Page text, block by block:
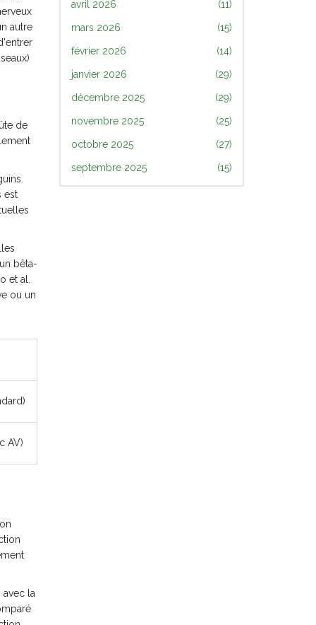
autre
de
est
bêta-
et al.
ou un
AV)
la
avril 2026 (11)
mars 2026 (15)
février 2026 (14)
janvier 2026 (29)
décembre 2025 (29)
novembre 2025 (25)
octobre 2025 (27)
septembre 2025 (15)